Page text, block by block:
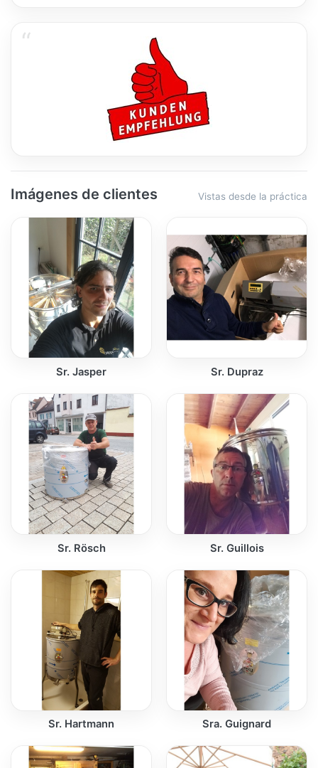
Imágenes de clientes Vistas desde la práctica
Sr. Jasper Sr. Dupraz
Sr. Rösch Sr. Guillois
Sr. Hartmann Sra. Guignard